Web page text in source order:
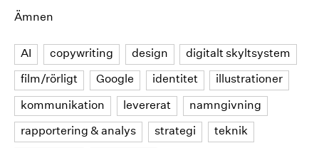
Ämnen
AI copywriting design
digitalt skyltsystem
film/rörligt
Google identitet
illustrationer
kommunikation
levererat
namngivning
rapportering & analys
strategi
teknik